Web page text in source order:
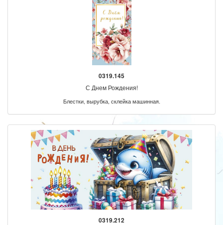
0319.145
С Днем Рождения!
Блестки, вырубка, склейка машинная.
0319.212